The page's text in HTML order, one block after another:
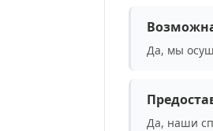
Да, мы
Да, наши